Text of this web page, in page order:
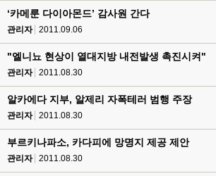
‘카메룬 다이아몬드’ 감사원 간다
관리자 2011.09.06
"엘니뇨 현상이 열대지방 내전발생 촉진시켜"
관리자 2011.08.30
알카에다 지부, 알제리 자폭테러 범행 주장
관리자 2011.08.30
부르키나파소, 카다피에 망명지 제공 제안
관리자 2011.08.30